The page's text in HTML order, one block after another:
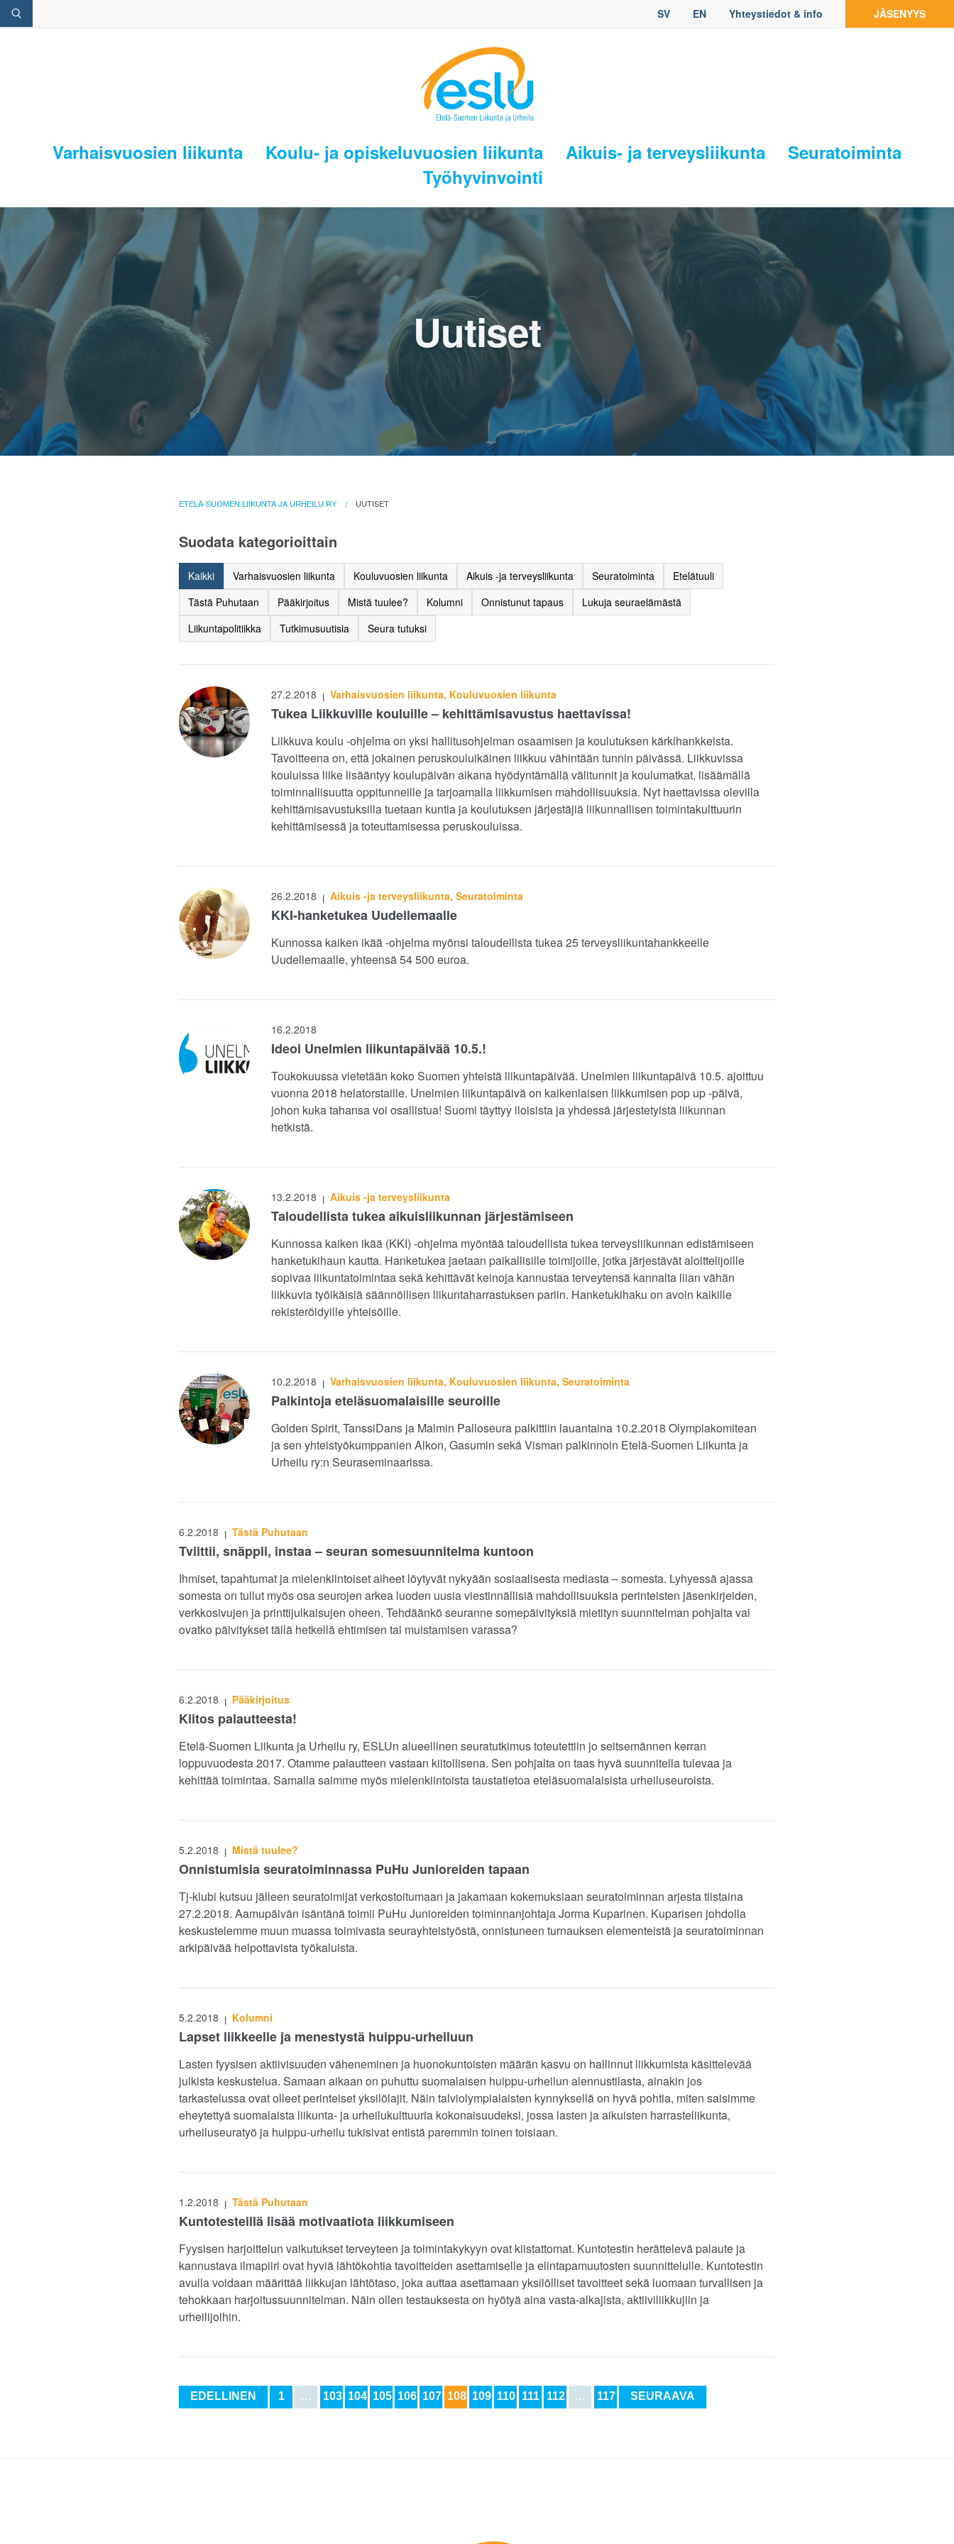
SV EN Yhteystiedot & info JÄSENYYS
Varhaisvuosien liikunta Koulu- ja opiskeluvuosien liikunta Aikuis- ja terveysliikunta
Seuratoiminta
Työhyvinvointi
Uutiset
ETELÄ-SUOMEN LIIKUNTA JA URHEILU RY UUTISET
Suodata kategorioittain
Kaikki Varhaisvuosien liikunta Kouluvuosien liikunta Aikuis -ja terveysliikunta Seuratoiminta
Etelätuuli
Tästä Puhutaan
Pääkirjoitus Mistä tuulee? Kolumni Onnistunut tapaus
Lukuja seuraelämästä
Liikuntapolitiikka
Tutkimusuutisia Seura tutuksi
27.2.2018 | Varhaisvuosien liikunta, Kouluvuosien liikunta
Tukea Liikkuville kouluille – kehittämisavustus haettavissa!
Liikkuva koulu -ohjelma on yksi hallitusohjelman osaamisen ja koulutuksen kärkihankkeista.
Tavoitteena on, että jokainen peruskouluikäinen liikkuu vähintään tunnin päivässä. Liikkuvissa
kouluissa liike lisääntyy koulupäivän aikana hyödyntämällä välitunnit ja koulumatkat, lisäämällä
toiminnallisuutta oppitunneille ja tarjoamalla liikkumisen mahdollisuuksia. Nyt haettavissa olevilla
kehittämisavustuksilla tuetaan kuntia ja koulutuksen järjestäjiä liikunnallisen toimintakulttuurin
kehittämisessä ja toteuttamisessa peruskouluissa.
26.2.2018 | Aikuis -ja terveysliikunta, Seuratoiminta
KKI-hanketukea Uudellemaalle
Kunnossa kaiken ikää -ohjelma myönsi taloudellista tukea 25 terveysliikuntahankkeelle
Uudellemaalle, yhteensä 54 500 euroa.
16.2.2018
Ideoi Unelmien liikuntapäivää 10.5.!
Toukokuussa vietetään koko Suomen yhteistä liikuntapäivää. Unelmien liikuntapäivä 10.5. ajoittuu
vuonna 2018 helatorstaille. Unelmien liikuntapäivä on kaikenlaisen liikkumisen pop up -päivä,
johon kuka tahansa voi osallistua! Suomi täyttyy iloisista ja yhdessä järjestetyistä liikunnan
hetkistä.
13.2.2018 | Aikuis -ja terveysliikunta
Taloudellista tukea aikuisliikunnan järjestämiseen
Kunnossa kaiken ikää (KKI) -ohjelma myöntää taloudellista tukea terveysliikunnan edistämiseen
hanketukihaun kautta. Hanketukea jaetaan paikallisille toimijoille, jotka järjestävät aloittelijoille
sopivaa liikuntatoimintaa sekä kehittävät keinoja kannustaa terveytensä kannalta liian vähän
liikkuvia työikäisiä säännöllisen liikuntaharrastuksen pariin. Hanketukihaku on avoin kaikille
rekisteröidyille yhteisöille.
10.2.2018 | Varhaisvuosien liikunta, Kouluvuosien liikunta, Seuratoiminta
Palkintoja eteläsuomalaisille seuroille
Golden Spirit, TanssiDans ja Malmin Palloseura palkittiin lauantaina 10.2.2018 Olympiakomitean
ja sen yhteistyökumppanien Alkon, Gasumin sekä Visman palkinnoin Etelä-Suomen Liikunta ja
Urheilu ry:n Seuraseminaarissa.
6.2.2018 | Tästä Puhutaan
Tviittii, snäppii, instaa – seuran somesuunnitelma kuntoon
Ihmiset, tapahtumat ja mielenkiintoiset aiheet löytyvät nykyään sosiaalisesta mediasta – somesta. Lyhyessä ajassa
somesta on tullut myös osa seurojen arkea luoden uusia viestinnällisiä mahdollisuuksia perinteisten jäsenkirjeiden,
verkkosivujen ja printtijulkaisujen oheen. Tehdäänkö seuranne somepäivityksiä mietityn suunnitelman pohjalta vai
ovatko päivitykset tällä hetkellä ehtimisen tai muistamisen varassa?
6.2.2018 | Pääkirjoitus
Kiitos palautteesta!
Etelä-Suomen Liikunta ja Urheilu ry, ESLUn alueellinen seuratutkimus toteutettiin jo seitsemännen kerran
loppuvuodesta 2017. Otamme palautteen vastaan kiitollisena. Sen pohjalta on taas hyvä suunnitella tulevaa ja
kehittää toimintaa. Samalla saimme myös mielenkiintoista taustatietoa eteläsuomalaisista urheiluseuroista.
5.2.2018 | Mistä tuulee?
Onnistumisia seuratoiminnassa PuHu Junioreiden tapaan
Tj-klubi kutsuu jälleen seuratoimijat verkostoitumaan ja jakamaan kokemuksiaan seuratoiminnan arjesta tiistaina
27.2.2018. Aamupäivän isäntänä toimii PuHu Junioreiden toiminnanjohtaja Jorma Kuparinen. Kuparisen johdolla
keskustelemme muun muassa toimivasta seurayhteistyöstä, onnistuneen turnauksen elementeistä ja seuratoiminnan
arkipäivää helpottavista työkaluista.
5.2.2018 | Kolumni
Lapset liikkeelle ja menestystä huippu-urheiluun
Lasten fyysisen aktiivisuuden väheneminen ja huonokuntoisten määrän kasvu on hallinnut liikkumista käsittelevää
julkista keskustelua. Samaan aikaan on puhuttu suomalaisen huippu-urheilun alennustilasta, ainakin jos
tarkastelussa ovat olleet perinteiset yksilölajit. Näin talviolympialaisten kynnyksellä on hyvä pohtia, miten saisimme
eheytettyä suomalaista liikunta- ja urheilukulttuuria kokonaisuudeksi, jossa lasten ja aikuisten harrasteliikunta,
urheiluseuratyö ja huippu-urheilu tukisivat entistä paremmin toinen toisiaan.
1.2.2018 | Tästä Puhutaan
Kuntotesteillä lisää motivaatiota liikkumiseen
Fyysisen harjoittelun vaikutukset terveyteen ja toimintakykyyn ovat kiistattomat. Kuntotestin herättelevä palaute ja
kannustava ilmapiiri ovat hyviä lähtökohtia tavoitteiden asettamiselle ja elintapamuutosten suunnittelulle. Kuntotestin
avulla voidaan määrittää liikkujan lähtötaso, joka auttaa asettamaan yksilölliset tavoitteet sekä luomaan turvallisen ja
tehokkaan harjoitussuunnitelman. Näin ollen testauksesta on hyötyä aina vasta-alkajista, aktiiviliikkujiin ja
urheilijoihin.
EDELLINEN 1 … 103 104 105 106 107 108 109 110 111 112 … 117 SEURAAVA